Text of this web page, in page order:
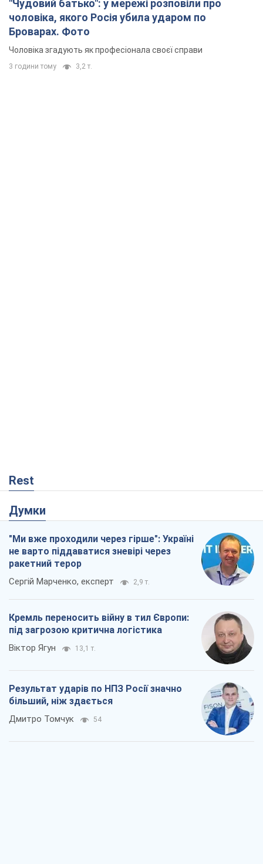
"Чудовий батько": у мережі розповіли про
чоловіка, якого Росія убила ударом по
Броварах. Фото
Чоловіка згадують як професіонала своєї справи
3 години тому 3,2 т.
Rest
Думки
"Ми вже проходили через гірше": Україні
не варто піддаватися зневірі через
ракетний терор
Сергій Марченко, експерт 2,9 т.
Кремль переносить війну в тил Європи:
під загрозою критична логістика
Віктор Ягун 13,1 т.
Результат ударів по НПЗ Росії значно
більший, ніж здається
Дмитро Томчук 54